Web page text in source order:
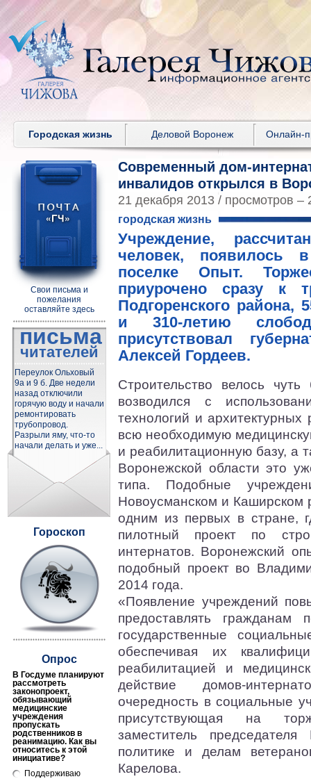
Городская жизнь Деловой Воронеж Онлайн-
Свои письма и
пожелания
оставляйте здесь
письма
читателей
Переулок Ольховый
9а и 9 б. Две недели
назад отключили
горячую воду и начали
ремонтировать
трубопровод.
Разрыли яму, что-то
начали делать и уже...
Гороскоп
Опрос
В Госдуме планируют
рассмотреть
законопроект,
обязывающий
медицинские
учреждения
пропускать
родственников в
реанимацию. Как вы
относитесь к этой
инициативе?
Поддерживаю
Современный дом-
инвалидов открылся в
21 декабря 2013 / просмотров –
городская жизнь
Учреждение,
человек, появилось
поселке Опыт.
приурочено сразу к
Подгоренского района,
и 310-летию
присутствовал
Алексей Гордеев.
Строительство велось
возводился с
технологий и
всю необходимую
и реабилитационную базу, а
Воронежской области это
типа. Подобные
Новоусманском и Каширском
одним из первых в стране,
пилотный проект по
интернатов. Воронежский
подобный проект во
2014 года.
«Появление учреждений
предоставлять гражданам
государственные
обеспечивая их
реабилитацией и
действие домов-
очередность в социальные
присутствующая на
заместитель
политике и делам
Карелова.